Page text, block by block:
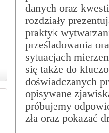
danych oraz
rozdziały
praktyk
prześladowania
sytuacjach
się także do
doświadczanych
opisywane
próbujemy
zła oraz pokazać